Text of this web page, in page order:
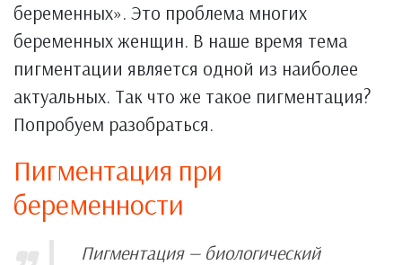
беременных». Это проблема многих
беременных женщин. В наше время тема
пигментации является одной из наиболее
актуальных. Так что же такое пигментация?
Попробуем разобраться.
Пигментация при
беременности
Пигментация — биологический